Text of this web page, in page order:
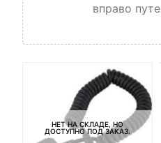
вправо
НЕТ НА СКЛАДЕ, НО
ДОСТУПНО ПОД ЗАКАЗ.